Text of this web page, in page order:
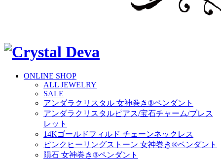
ONLINE SHOP
ALL JEWELRY
SALE
アンダラクリスタル 女神巻き®ペンダント
アンダラクリスタルピアス/宝石チャーム/ブレス
レット
14Kゴールドフィルド チェーンネックレス
ピンクヒーリングストーン 女神巻き®ペンダント
隕石 女神巻き®ペンダント